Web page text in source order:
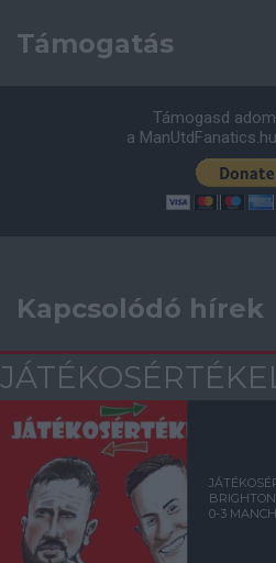
Támogatás
Támogasd
a
Kapcsolódó hírek
0-3